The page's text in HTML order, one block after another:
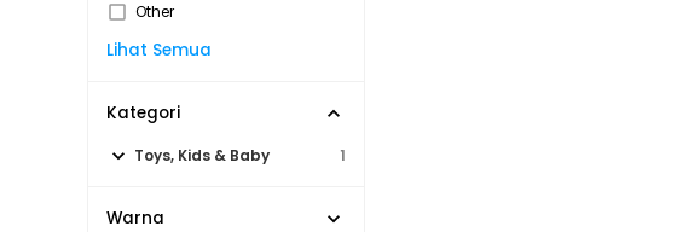
Other
Lihat Semua
Kategori
Toys, Kids & Baby 1
Warna